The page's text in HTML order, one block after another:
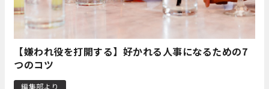
【嫌われ役を打開する】好かれる人事になるための7
つのコツ
編集部より